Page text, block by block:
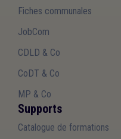
Fiches communales
JobCom
CDLD & Co
CoDT & Co
MP & Co
Supports
Catalogue de formations